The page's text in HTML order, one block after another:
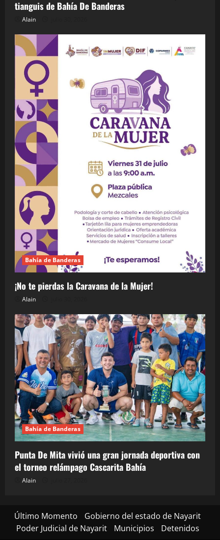
tianguis de Bahía De Banderas
Alain
Bahía de Banderas
¡No te pierdas la Caravana de la Mujer!
Alain
Bahía de Banderas
Punta De Mita vivió una gran jornada deportiva con
el torneo relámpago Cascarita Bahía
Alain
Último Momento
Gobierno del estado de Nayarit
Poder Judicial de Nayarit
Municipios Detenidos